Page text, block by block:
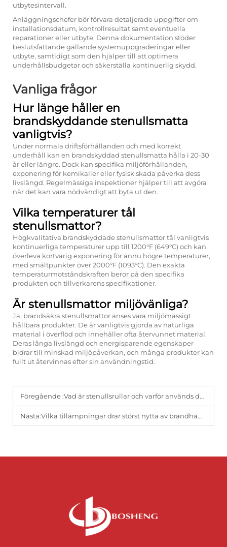
utbytesintervall.
Anläggningschefer bör förvara detaljerade uppgifter om
installationsdatum, kontrollresultat samt eventuella
reparationer eller utbyte. Denna dokumentation stöder
beslutsfattande gällande systemuppgraderingar eller
utbyte, samtidigt som den hjälper till att optimera
underhållsbudgetar och säkerställa kontinuerlig skydd.
Vanliga frågor
Hur länge håller en
brandskyddande stenullsmatta
vanligtvis?
Under normala driftsförhållanden och med korrekt
underhåll kan en brandskyddad stenullsmatta hålla i 20-30
år eller längre. Dock kan specifika miljöförhållanden,
exponering för kemikalier eller fysisk skada påverka dess
livslängd. Regelmässiga inspektioner hjälper till att avgöra
när det kan vara nödvändigt att byta ut den.
Vilka temperaturer tål
stenullsmattor?
Högkvalitativa brandskyddade stenullsmattor tål vanligtvis
kontinuerliga temperaturer upp till 1200°F (649°C) och kan
överleva kortvarig exponering för ännu högre temperaturer,
med smältpunkter över 2000°F (1093°C). Den exakta
temperaturmotståndskraften beror på den specifika
produkten och tillverkarens specifikationer.
Är stenullsmattor miljövänliga?
Ja, brandsäkra stenullsmattor anses vara miljömässigt
hållbara produkter. De är vanligtvis gjorda av naturliga
material i överflöd och innehåller ofta återvunnet material.
Deras långa livslängd och energisparende egenskaper
bidrar till minskad miljöpåverkan, och många produkter kan
fullt ut återvinnas efter sin användningstid.
Föregående :Vad är stenullsrullar och varför används de i moderna byggnader?
Nästa:Vilka tillämpningar drar störst nytta av brandhämmande stenskummsisolationsmattor?